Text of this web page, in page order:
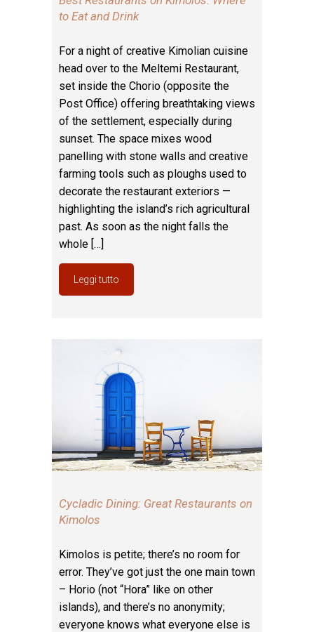
to Eat and Drink
For a night of creative Kimolian cuisine
head over to the Meltemi Restaurant,
set inside the Chorio (opposite the
Post Office) offering breathtaking views
of the settlement, especially during
sunset. The space mixes wood
panelling with stone walls and creative
farming tools such as ploughs used to
decorate the restaurant exteriors —
highlighting the island’s rich agricultural
past. As soon as the night falls the
whole […]
Leggi tutto
Cycladic Dining: Great Restaurants on
Kimolos
Kimolos is petite; there’s no room for
error. They’ve got just the one main town
– Horio (not “Hora” like on other
islands), and there’s no anonymity;
everyone knows what everyone else is